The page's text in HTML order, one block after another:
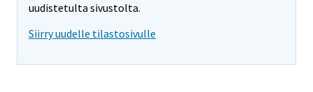
uudistetulta sivustolta.
Siirry uudelle tilastosivulle